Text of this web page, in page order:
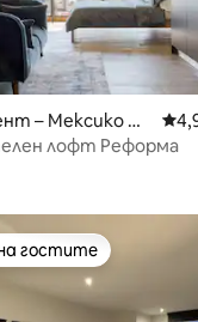
5, 40 отзива
– Мексико Си
лофт Реформа
избор на гостите
гостите